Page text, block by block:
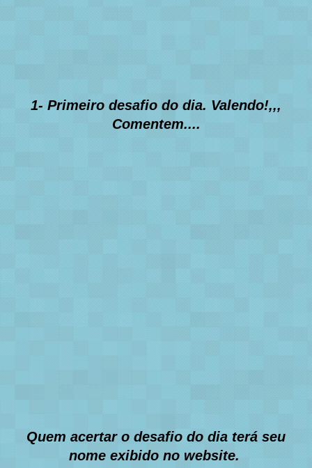
1- Primeiro desafio do dia. Valendo!,,,
Comentem....
Quem acertar o desafio do dia terá seu
nome exibido no website.